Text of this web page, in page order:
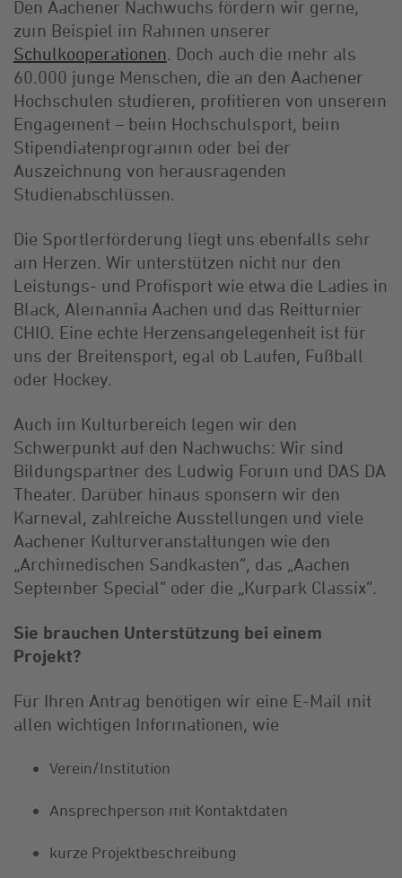
Den Aachener Nachwuchs fördern wir gerne,
zum Beispiel im Rahmen unserer
Schulkooperationen. Doch auch die mehr als
60.000 junge Menschen, die an den Aachener
Hochschulen studieren, profitieren von unserem
Engagement – beim Hochschulsport, beim
Stipendiatenprogramm oder bei der
Auszeichnung von herausragenden
Studienabschlüssen.
Die Sportlerförderung liegt uns ebenfalls sehr
am Herzen. Wir unterstützen nicht nur den
Leistungs- und Profisport wie etwa die Ladies in
Black, Alemannia Aachen und das Reitturnier
CHIO. Eine echte Herzensangelegenheit ist für
uns der Breitensport, egal ob Laufen, Fußball
oder Hockey.
Auch im Kulturbereich legen wir den
Schwerpunkt auf den Nachwuchs: Wir sind
Bildungspartner des Ludwig Forum und DAS DA
Theater. Darüber hinaus sponsern wir den
Karneval, zahlreiche Ausstellungen und viele
Aachener Kulturveranstaltungen wie den
„Archimedischen Sandkasten“, das „Aachen
September Special“ oder die „Kurpark Classix“.
Sie brauchen Unterstützung bei einem
Projekt?
Für Ihren Antrag benötigen wir eine E-Mail mit
allen wichtigen Informationen, wie
Verein/Institution
Ansprechperson mit Kontaktdaten
kurze Projektbeschreibung